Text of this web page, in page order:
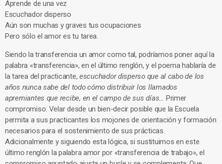
Aprende de una vez
Escuchador disperso
Aún son muchas y graves tus ocupaciones
Pero sólo el amor es tu tarea.
Siendo la transferencia un amor como tal, podríamos poner aquí la
palabra «transferencia», en el último renglón, y el poema hablaría de
la tarea del practicante, escuchador disperso que al cabo de los
años nunca sabe del todo cómo distribuir los llamados
apremiantes que recibe, en el campo de sus días… Primer
compromiso: Velar desde un bien-decir posible que la Escuela
permita a sus practicantes los mojones de orientación y formación
necesarios para el sostenimiento de sus prácticas.
Adicionalmente y siguiendo esta lógica, si sustituimos en este
último renglón la palabra amor por «transferencia de trabajo», el